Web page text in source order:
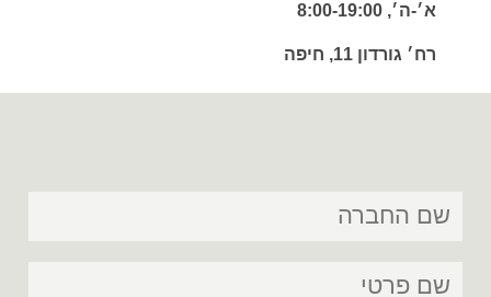
א׳-ה׳, 8:00-19:00
רח׳ גורדון 11, חיפה